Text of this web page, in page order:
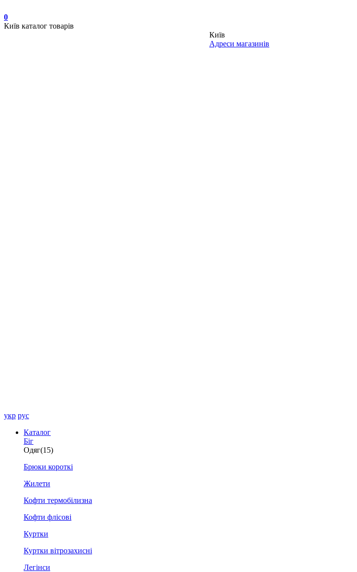
0
Київ каталог товарів
Київ
Адреси магазинів
укр рус
Каталог
Біг
Одяг(15)
Брюки короткі
Жилети
Кофти термобілизна
Кофти флісові
Куртки
Куртки вітрозахисні
Легінси